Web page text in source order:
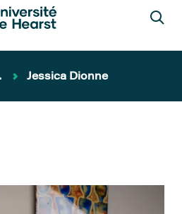
Jessica Dionne